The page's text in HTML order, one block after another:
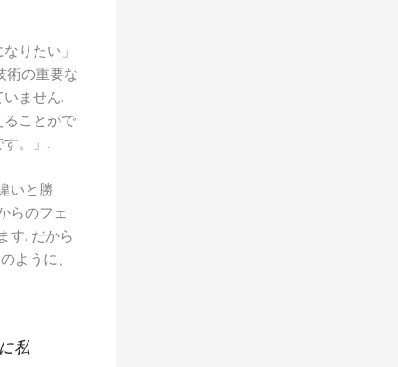
りたい」
術の重要な
ません.
ることがで
。」.
いと勝
らのフェ
す. だから
ように、
私